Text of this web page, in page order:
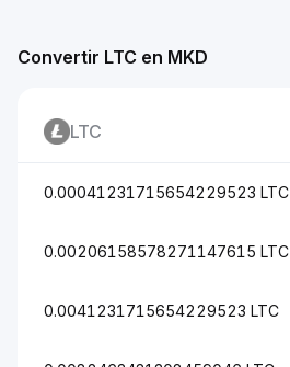
Convertir LTC en MKD
LTC
0.00041231715654229523 LTC
0.00206158578271147615 LTC
0.0041231715654229523 LTC